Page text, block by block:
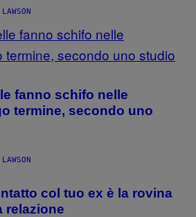
fanno schifo nelle
termine, secondo uno
col tuo ex è la rovina
relazione